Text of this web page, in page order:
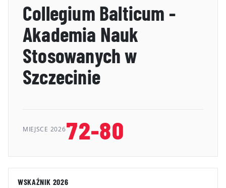
METODOLOGIA
GALERIA
KONTAKT
Collegium Balticum -
Akademia Nauk
Stosowanych w
Szczecinie
MIEJSCE 202672-80
WSKAŹNIK 2026